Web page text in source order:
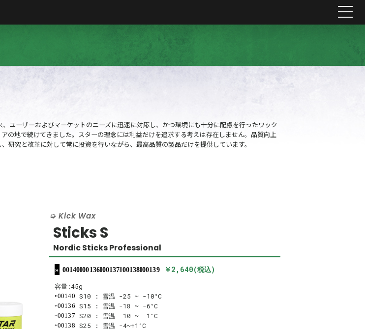
、ユーザーおよびマーケットのニーズに迅速に対応し、かつ環境にも十分に配慮を行ったワック
の地で続けてきました。スターの理念には利益だけを追求する考えは存在しません。品質向上
研究と改革に対して常に投資を行いながら、最高品質の製品だけを提供しています。
Kick Wax
Sticks S
Nordic Sticks Professional
00140‖00136‖00137‖00138‖00139 ￥2,640(税込)
容量:45g
00140 S10 : 雪温 -25 ~ -10°C
00136 S15 : 雪温 -18 ~ -6°C
00137 S20 : 雪温 -10 ~ -1°C
00138 S25 : 雪温 -4~+1°C